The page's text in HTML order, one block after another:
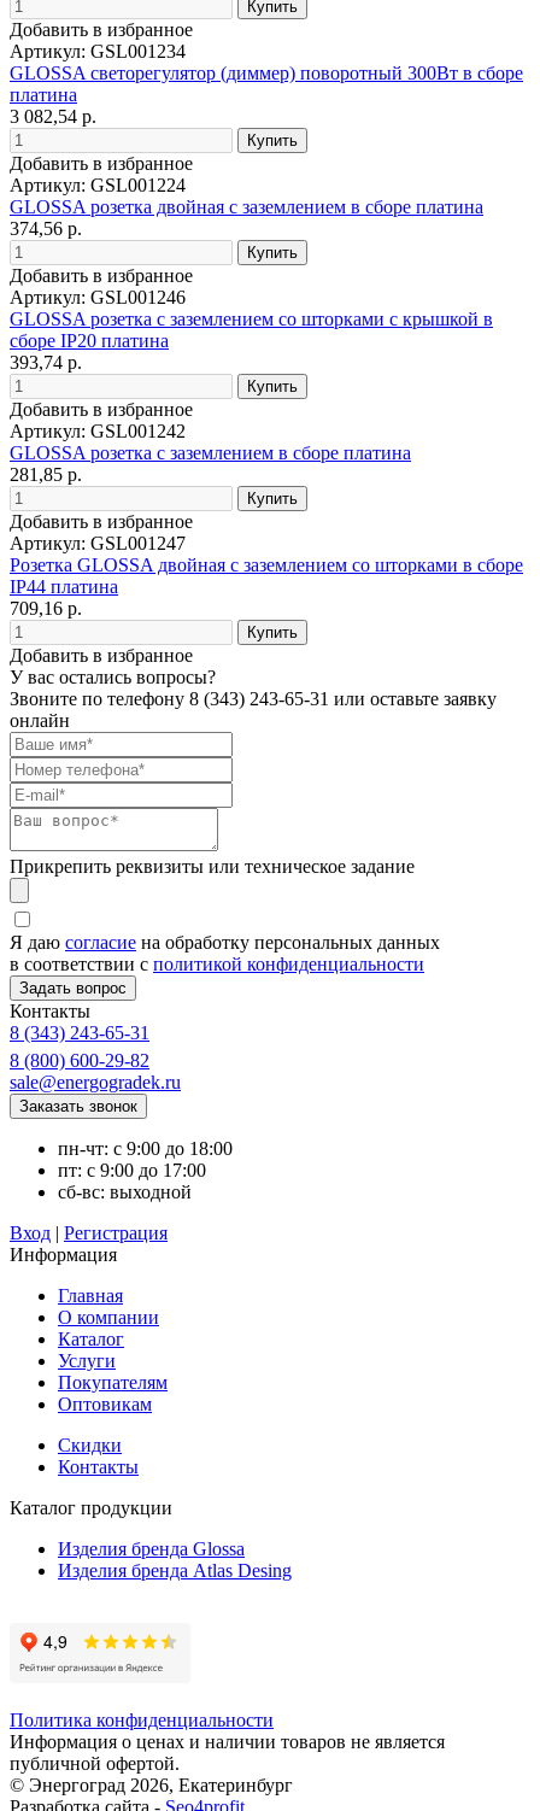
Добавить в избранное
Артикул: GSL001234
GLOSSA светорегулятор (диммер) поворотный 300Вт в сборе
платина
3 082,54 р.
Добавить в избранное
Артикул: GSL001224
GLOSSA розетка двойная с заземлением в сборе платина
374,56 р.
Добавить в избранное
Артикул: GSL001246
GLOSSA розетка с заземлением со шторками с крышкой в
сборе IP20 платина
393,74 р.
Добавить в избранное
Артикул: GSL001242
GLOSSA розетка с заземлением в сборе платина
281,85 р.
Добавить в избранное
Артикул: GSL001247
Розетка GLOSSA двойная с заземлением со шторками в сборе
IP44 платина
709,16 р.
Добавить в избранное
У вас остались вопросы?
Звоните по телефону 8 (343) 243-65-31 или оставьте заявку
онлайн
Прикрепить реквизиты или техническое задание
Я даю согласие на обработку персональных данных
в соответствии с политикой конфиденциальности
Контакты
8 (343) 243-65-31
8 (800) 600-29-82
sale@energogradek.ru
пн-чт: с 9:00 до 18:00
пт: с 9:00 до 17:00
сб-вс: выходной
Вход | Регистрация
Информация
Главная
О компании
Каталог
Услуги
Покупателям
Оптовикам
Скидки
Контакты
Каталог продукции
Изделия бренда Glossa
Изделия бренда Atlas Desing
Политика конфиденциальности
Информация о ценах и наличии товаров не является
публичной офертой.
© Энергоград 2026, Екатеринбург
Разработка сайта - Seo4profit